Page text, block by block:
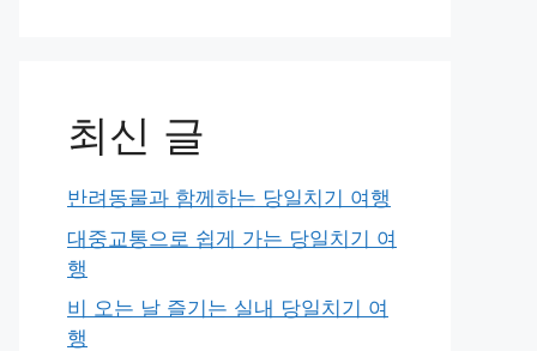
최신 글
반려동물과 함께하는 당일치기 여행
대중교통으로 쉽게 가는 당일치기 여
행
비 오는 날 즐기는 실내 당일치기 여
행